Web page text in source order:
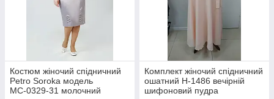
Костюм жіночий спідничний
Petro Soroka модель
МС-0329-31 молочний
Комплект жіночий спідничний
ошатний Н-1486 вечірній
шифоновий пудра